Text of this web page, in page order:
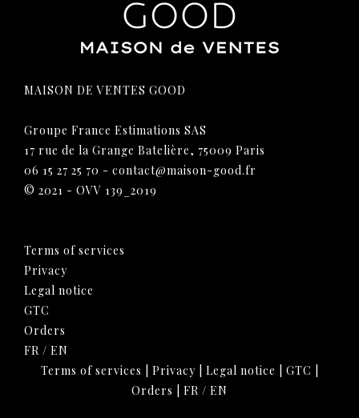
MAISON DE VENTES GOOD
Groupe France Estimations SAS
17 rue de la Grange Batelière, 75009 Paris
06 15 27 25 70 - contact@maison-good.fr
© 2021 - OVV 139_2019
Terms of services
Privacy
Legal notice
GTC
Orders
FR / EN
Terms of services
Privacy| Legal notice GTC
Orders
FR / EN